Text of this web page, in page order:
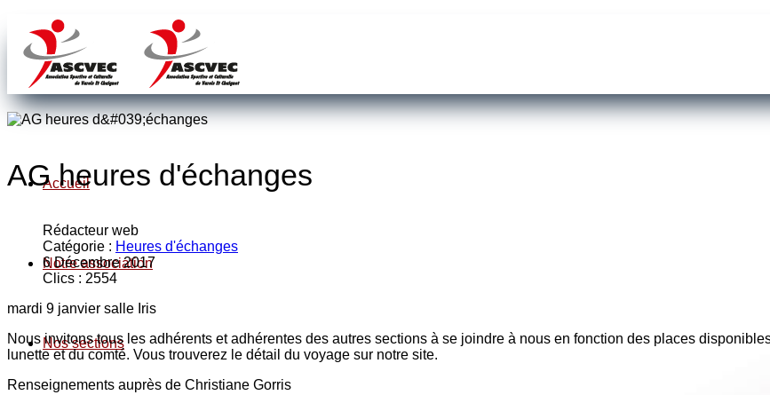
Accueil
Notre association
Nos sections
AG heures d'échanges
Rédacteur web
Catégorie : Heures d'échanges
6 Décembre 2017
Clics : 2554
mardi 9 janvier salle Iris
Nous invitons tous les adhérents et adhérentes des autres sections à se joindre à nous en fonction des places
lunette et du comté. Vous trouverez le détail du voyage sur notre site.
Renseignements auprès de Christiane Gorris